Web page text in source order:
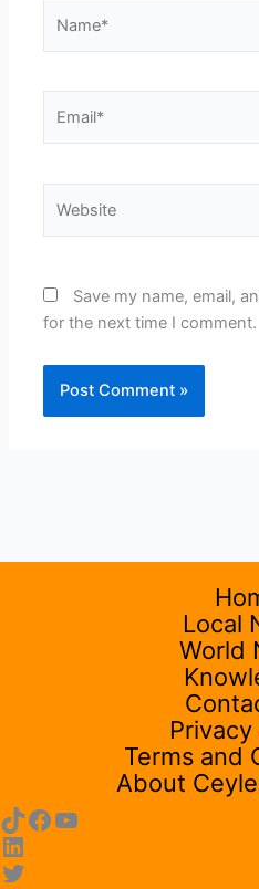
Save my name, email,
for the next time I comment.
Local
World
Terms and
About